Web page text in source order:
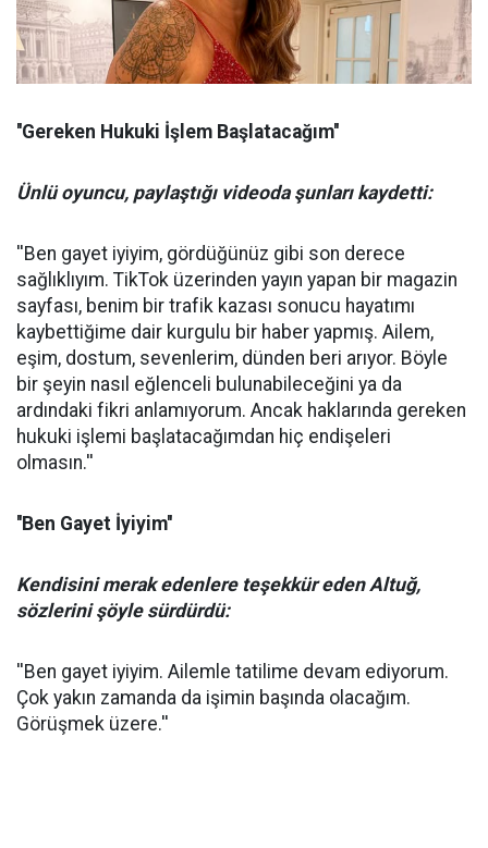
''Gereken Hukuki İşlem Başlatacağım''
Ünlü oyuncu, paylaştığı videoda şunları kaydetti:
''Ben gayet iyiyim, gördüğünüz gibi son derece
sağlıklıyım. TikTok üzerinden yayın yapan bir magazin
sayfası, benim bir trafik kazası sonucu hayatımı
kaybettiğime dair kurgulu bir haber yapmış. Ailem,
eşim, dostum, sevenlerim, dünden beri arıyor. Böyle
bir şeyin nasıl eğlenceli bulunabileceğini ya da
ardındaki fikri anlamıyorum. Ancak haklarında gereken
hukuki işlemi başlatacağımdan hiç endişeleri
olmasın.''
''Ben Gayet İyiyim''
Kendisini merak edenlere teşekkür eden Altuğ,
sözlerini şöyle sürdürdü:
''Ben gayet iyiyim. Ailemle tatilime devam ediyorum.
Çok yakın zamanda da işimin başında olacağım.
Görüşmek üzere.''